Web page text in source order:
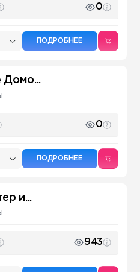
0
ПОДРОБНЕЕ
Домо...
0
ПОДРОБНЕЕ
и...
943